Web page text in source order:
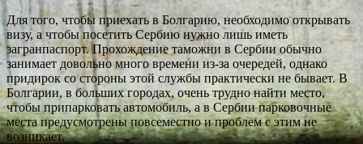
Для того, чтобы приехать в Болгарию, необходимо открывать
визу, а чтобы посетить Сербию нужно лишь иметь
загранпаспорт. Прохождение таможни в Сербии обычно
занимает довольно много времени из-за очередей, однако
придирок со стороны этой службы практически не бывает. В
Болгарии, в больших городах, очень трудно найти место,
чтобы припарковать автомобиль, а в Сербии парковочные
места предусмотрены повсеместно и проблем с этим не
возникает.